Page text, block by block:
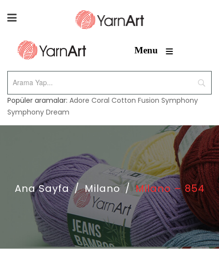
Menu ≡
Popüler aramalar: Adore Coral Cotton Fusion Symphony
Symphony Dream
Ana Sayfa / Milano / Milano – 854